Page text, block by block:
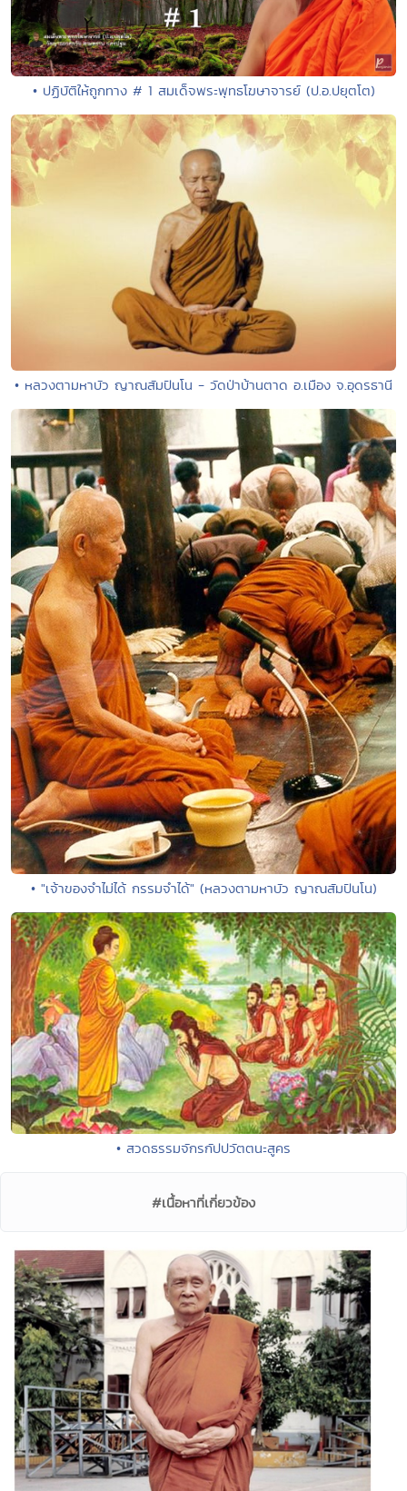
• ปฏิบัติให้ถูกทาง # 1 สมเด็จพระพุทธโฆษาจารย์ (ป.อ.ปยุตโต)
• หลวงตามหาบัว ญาณสัมปันโน - วัดป่าบ้านตาด อ.เมือง จ.อุดรธานี
• "เจ้าของจำไม่ได้ กรรมจำได้" (หลวงตามหาบัว ญาณสัมปันโน)
• สวดธรรมจักรกัปปวัตตนะสูคร
#เนื้อหาที่เกี่ยวข้อง